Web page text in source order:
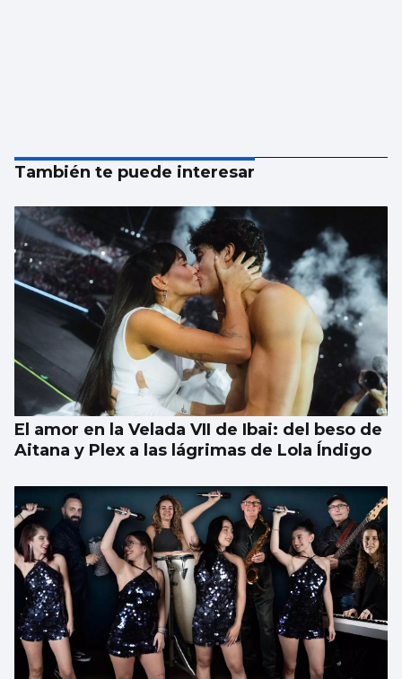
También te puede interesar
El amor en la Velada VII de Ibai: del beso de
Aitana y Plex a las lágrimas de Lola Índigo